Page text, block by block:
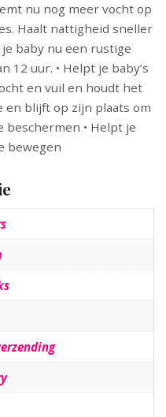
nu nog meer vocht op
Haalt nattigheid sneller
je baby nu een rustige
12 uur. • Helpt je baby’s
en vuil en houdt het
en blijft op zijn plaats om
• Helpt je
bewegen